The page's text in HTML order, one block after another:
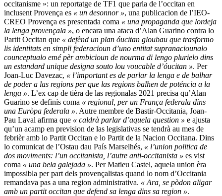
occitanisme »: un reportatge de TF1 que parla de l’occitan en
inclusent Provença es « un desonnor », una publicacion de l’IEO-
CREO Provença es presentada coma « una propaganda que lordeja
la lenga provençala », o encara una ataca d’Alan Guarino contra lo
Partit Occitan que « defènd un plan óucitan gloubau que trasformo
lis identitats en simpli federacioun d’uno entitat supranaciounalo
counceptualo emé pèr ambicioun de nourma di lengo plurielo dins
un estandard unique designa souto lou voucable d’óucitan ». Per
Joan-Luc Davezac, « l’important es de parlar la lenga e de balhar
de poder a las regions per que las regions balhen de poténcia a la
lenga ». L’ex cap de tièra de las regionalas 2021 precisa qu’Alan
Guarino se definís coma « regional, per un França federala dins
una Euròpa federala ». Autre membre de Bastir-Occitania, Joan-
Pau Laval afirma que « caldrà parlar d’aquela question » e ajusta
qu’un acamp en prevision de las legislativas se tendrà au mes de
febrièr amb lo Partit Occitan e lo Partit de la Nacion Occitana. Dins
lo comunicat de l’Ostau dau País Marselhés, « l’union politica de
dos moviments: l’un occitanista, l’autre anti-occitanista » es vist
coma « una bela galejada ». Per Matieu Castel, aquela union èra
impossibla per part dels provençalistas quand lo nom d’Occitania
remandava pas a una region administrativa. « Ara, se pòdon aligar
amb un partit occitan que defend sa lenga dins sa region ».